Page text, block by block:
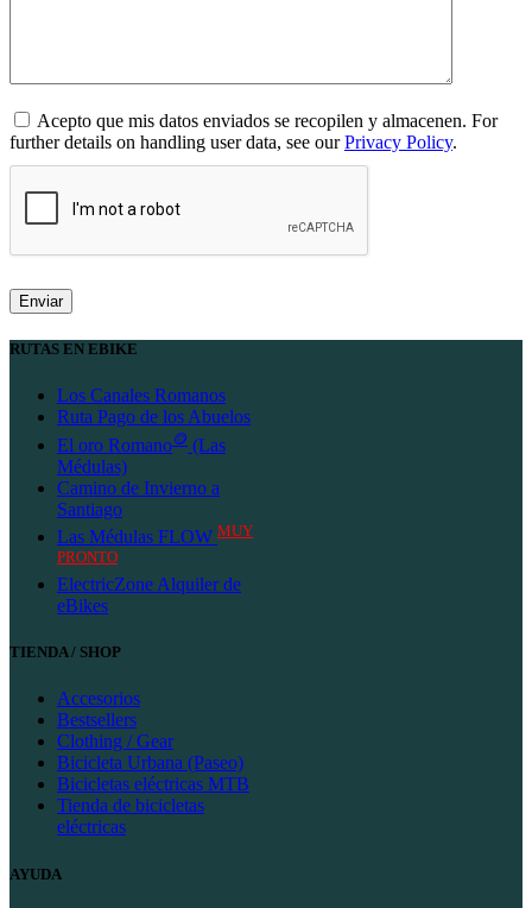
Acepto que mis datos enviados se recopilen y almacenen. For
further details on handling user data, see ourPrivacy Policy.
RUTAS EN EBIKE
Los Canales Romanos
Ruta Pago de los Abuelos
El oro Romano🪙 (Las
Médulas)
Camino de Invierno a
Santiago
Las Médulas FLOW MUY
PRONTO
ElectricZone Alquiler de
eBikes
TIENDA / SHOP
Accesorios
Bestsellers
Clothing / Gear
Bicicleta Urbana (Paseo)
Bicicletas eléctricas MTB
Tienda de bicicletas
eléctricas
AYUDA